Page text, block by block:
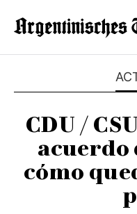
CDU /
acuerdo
cómo